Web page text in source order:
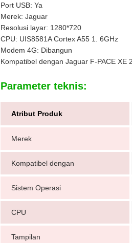
Port USB: Ya
Merek: Jaguar
Resolusi layar: 1280*720
CPU: UIS8581A Cortex A55 1. 6GHz
Modem 4G: Dibangun
Kompatibel dengan Jaguar F-PACE XE
Parameter teknis:
Atribut Produk
Merek
Kompatibel dengan
Sistem Operasi
CPU
Tampilan